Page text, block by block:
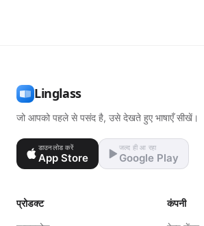
Linglass
जो आपको पहले से पसंद है, उसे देखते हुए भाषाएँ सीखें।
डाउनलोड करें
App Store
जल्द ही आ रहा
Google Play
प्रोडक्ट कंपनी